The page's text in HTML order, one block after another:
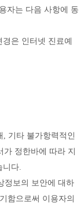
자는 다음 사항에 동
은 인터넷 진료예
기타 불가항력적인
정한바에 따라 지
다.
정보의 보안에 대하
함으로써 이용자의